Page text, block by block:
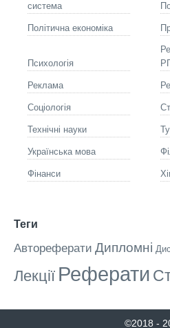
система
Політична економіка
Психологія
Реклама
Соціологія
Технічні науки
Українська мова
Фінанси
Теги
Автореферати Дипломні
Лекції Реферати
©2018 -